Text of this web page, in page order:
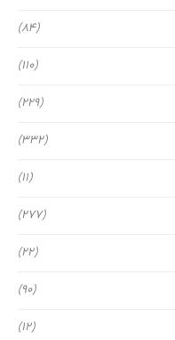
(84)
(110)
(229)
(332)
(11)
(277)
(22)
(90)
(12)